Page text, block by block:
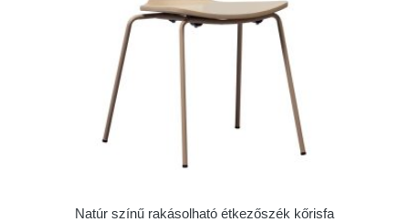
Natúr színű rakásolható étkezőszék kőrisfa